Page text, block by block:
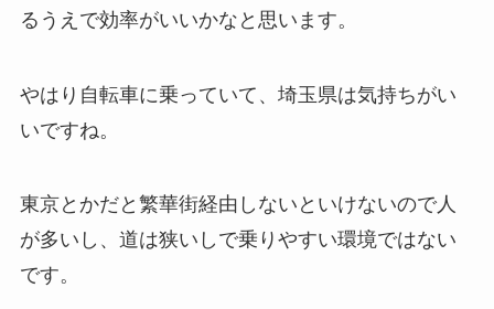
るうえで効率がいいかなと思います。
やはり自転車に乗っていて、埼玉県は気持ちがい
いですね。
東京とかだと繁華街経由しないといけないので人
が多いし、道は狭いしで乗りやすい環境ではない
です。